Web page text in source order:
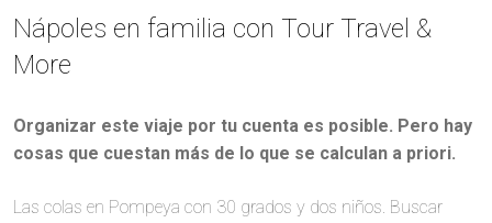
Nápoles en familia con Tour Travel &
More
Organizar este viaje por tu cuenta es posible. Pero hay
cosas que cuestan más de lo que se calculan a priori.
Las colas en Pompeya con 30 grados y dos niños. Buscar